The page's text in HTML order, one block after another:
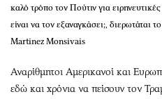
καλό τρόπο τον Πούτιν για
είναι να τον εξαναγκάσει;,
Martinez Monsivais
Αναρίθμητοι Αμερικανοί και
εδώ και χρόνια να πείσουν τον